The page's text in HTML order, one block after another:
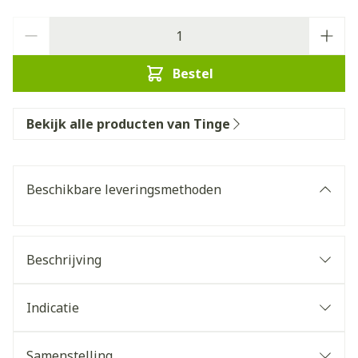
Bestel
Bekijk alle producten van Tinge
Beschikbare leveringsmethoden
Beschrijving
Indicatie